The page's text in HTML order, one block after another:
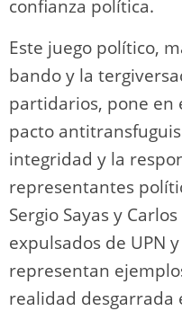
confianza política.
Este juego político,
bando y la
partidarios, pone en
pacto
integridad y la
representantes
Sergio Sayas y
expulsados de UPN
representan
realidad desgarrada